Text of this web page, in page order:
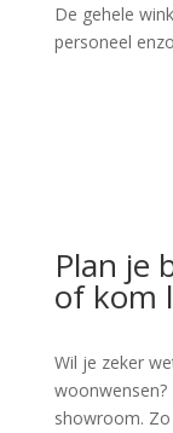
De gehele
personeel
Plan je
of kom
Wil je zeker
woonwensen?
showroom.